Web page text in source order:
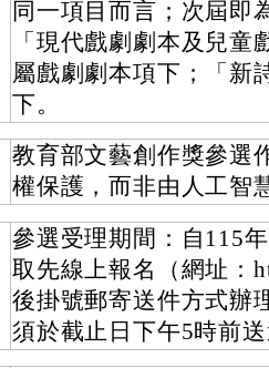
同一項目而言；次屆即
「現代戲劇劇本及兒
屬戲劇劇本項下；「新
下。
教育部文藝創作獎參選
權保護，而非由人工智
參選受理期間：自115
取先線上報名（網址：
後掛號郵寄送件方式辦
須於截止日下午5時前送